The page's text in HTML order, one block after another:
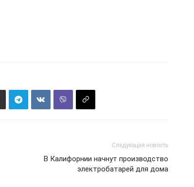
Следующая новость
В Калифорнии начнут производство
электробатарей для дома